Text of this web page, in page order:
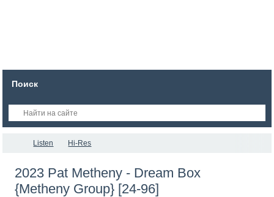
Поиск
Listen Hi-Res
2023 Pat Metheny - Dream Box
{Metheny Group} [24-96]